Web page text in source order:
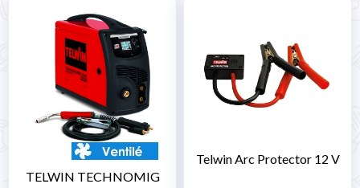
TELWIN TECHNOMIG
Telwin Arc Protector 12 V